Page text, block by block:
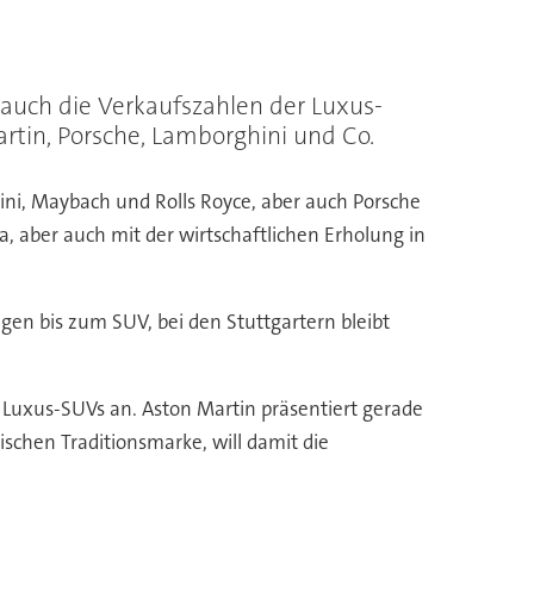
die Verkaufszahlen der Luxus-
Porsche, Lamborghini und Co.
Maybach und Rolls Royce, aber auch Porsche
aber auch mit der wirtschaftlichen Erholung in
bis zum SUV, bei den Stuttgartern bleibt
SUVs an. Aston Martin präsentiert gerade
Traditionsmarke, will damit die